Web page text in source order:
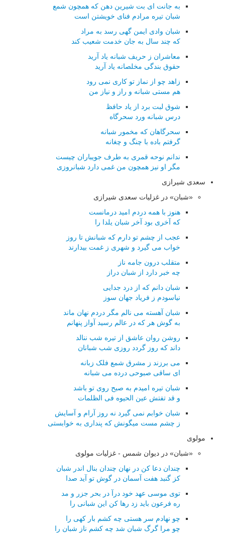
به جانت ای بت شیرین دهن که همچون شمع
شبان تیره مرادم فنای خویشتن است
شبان وادی ایمن گهی رسد به مراد
که چند سال به جان خدمت شعیب کند
معاشران ز حریف شبانه یاد آرید
حقوق بندگی مخلصانه یاد آرید
زاهد چو از نماز تو کاری نمی رود
هم مستی شبانه و راز و نیاز من
شوق لبت برد از یاد حافظ
درس شبانه ورد سحرگاه
سحرگاهان که مخمور شبانه
گرفتم باده با چنگ و چغانه
ندانم نوحه قمری به طرف جویباران چیست
مگر او نیز همچون من غمی دارد شبانروزی
سعدی شیرازی
«شبان» در غزلیات سعدی شیرازی
هنوز با همه دردم امید درمانست
که آخری بود آخر شبان یلدا را
عجب از چشم تو دارم که شبانش تا روز
خواب می گیرد و شهری ز غمت بیدارند
متقلب درون جامه ناز
چه خبر دارد از شبان دراز
شبان دانم که از درد جدایی
نیاسودم ز فریاد جهان سوز
شبان آهسته می نالم مگر دردم نهان ماند
به گوش هر که در عالم رسید آواز پنهانم
روشن روان عاشق از تیره شب ننالد
داند که روز گردد روزی شب شبانان
می برزند ز مشرق شمع فلک زبانه
ای ساقی صبوحی درده می شبانه
شبان تیره امیدم به صبح روی تو باشد
و قد تفتش عین الحیوه فی الظلمات
شبان خوابم نمی گیرد نه روز آرام و آسایش
ز چشم مست میگونش که پنداری به خوابستی
مولوی
«شبان» در دیوان شمس - غزلیات مولوی
چندان دعا كن در نهان چندان بنال اندر شبان
كز گنبد هفت آسمان در گوش تو آید صدا
توی موسی عهد خود درآ در بحر جزر و مد
ره فرعون باید زد رها كن این شبانی را
چو نهادم سر هستی چه كشم بار كهی را
چو مرا گرگ شبان شد چه كشم ناز شبان را